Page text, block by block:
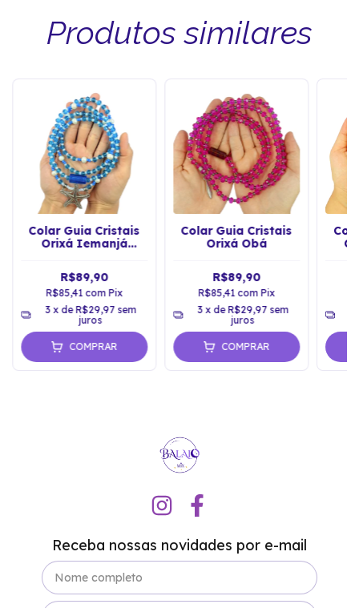
Produtos similares
Colar Guia Cristais
Orixá Iemanjá
R$89,90
R$85,41com Pix
3 x deR$29,97 sem
juros
COMPRAR
Colar Guia Cristais
Orixá Obá
R$89,90
R$85,41com Pix
3 x deR$29,97 sem
juros
COMPRAR
Receba nossas novidades por e-mail